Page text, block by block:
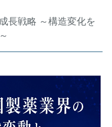
長戦略 ～構造変化を